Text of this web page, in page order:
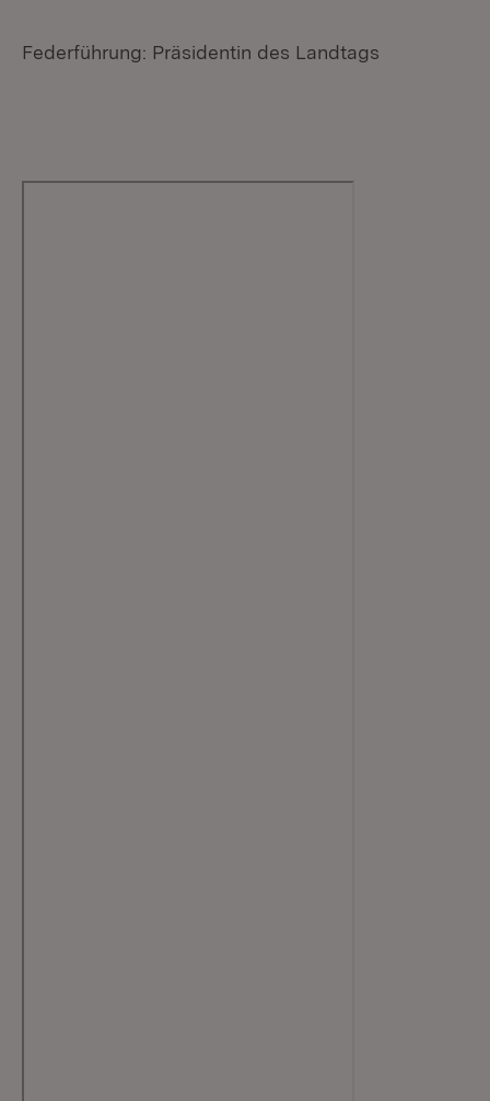
Federführung: Präsidentin des Landtags